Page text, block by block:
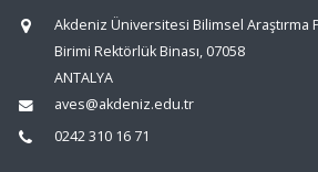
Akdeniz Üniversitesi Bilimsel
Birimi Rektörlük Binası, 07058
ANTALYA
aves@akdeniz.edu.tr
0242 310 16 71